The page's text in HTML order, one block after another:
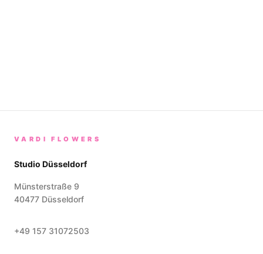
VARDI FLOWERS
Studio Düsseldorf
Münsterstraße 9
40477 Düsseldorf
+49 157 31072503